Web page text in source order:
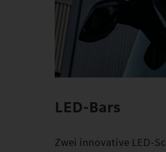
LED-Bars
Zwei innovative LED-